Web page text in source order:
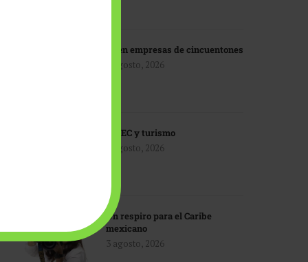
IA en empresas de cincuentones
3 agosto, 2026
TMEC y turismo
3 agosto, 2026
Un respiro para el Caribe
mexicano
3 agosto, 2026